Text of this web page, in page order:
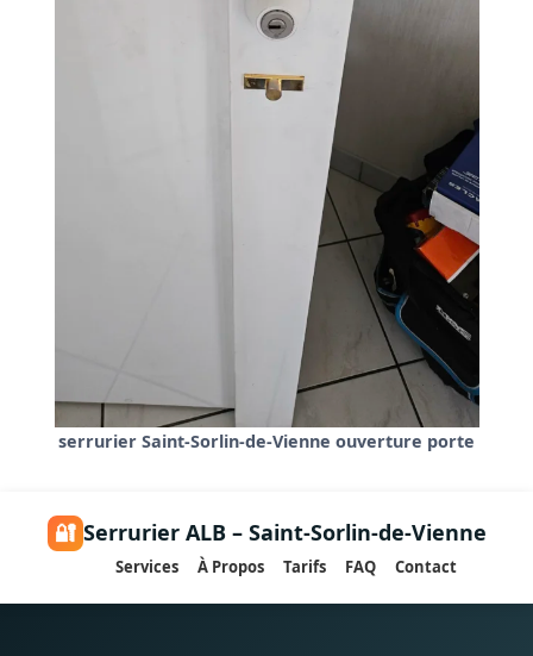
serrurier Saint-Sorlin-de-Vienne ouverture porte
🔐 Serrurier ALB – Saint-Sorlin-de-Vienne
Services À Propos Tarifs FAQ Contact